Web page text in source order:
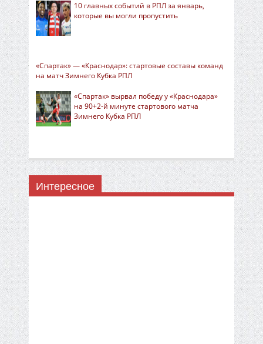
10 главных событий в РПЛ за январь,
которые вы могли пропустить
«Спартак» — «Краснодар»: стартовые составы команд
на матч Зимнего Кубка РПЛ
«Спартак» вырвал победу у «Краснодара»
на 90+2-й минуте стартового матча
Зимнего Кубка РПЛ
Интересное